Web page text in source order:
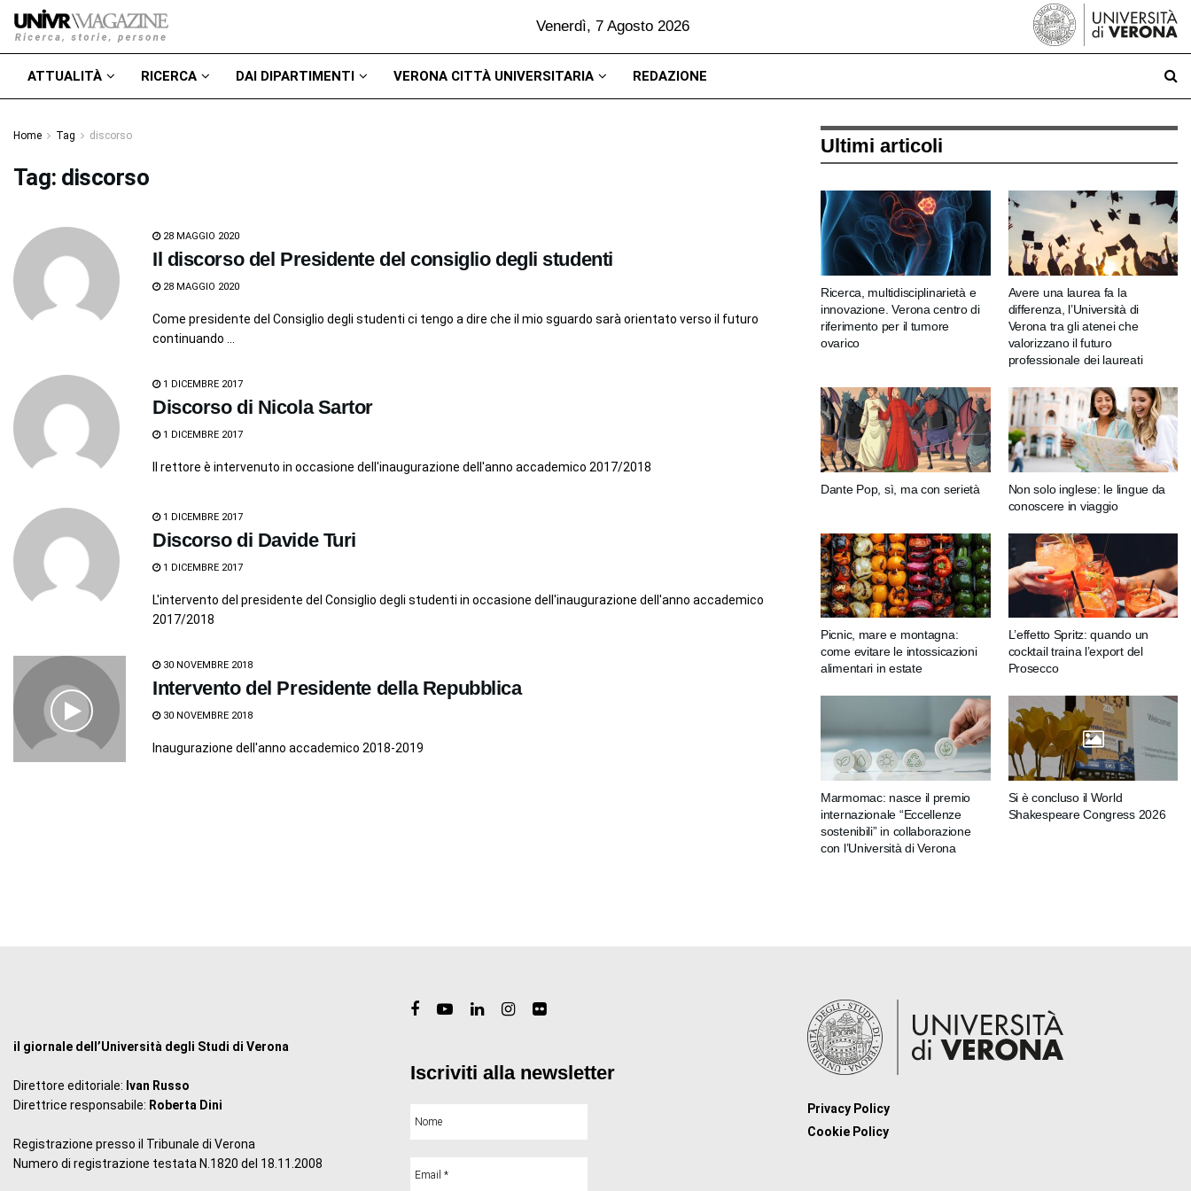
Venerdì, 7 Agosto 2026
ATTUALITÀ RICERCA DAI DIPARTIMENTI VERONA CITTÀ UNIVERSITARIA REDAZIONE
Home Tag discorso
Tag: discorso
28 MAGGIO 2020
Il discorso del Presidente del consiglio degli studenti
28 MAGGIO 2020
Come presidente del Consiglio degli studenti ci tengo a dire che il mio sguardo sarà orientato verso il futuro
continuando ...
1 DICEMBRE 2017
Discorso di Nicola Sartor
1 DICEMBRE 2017
Il rettore è intervenuto in occasione dell'inaugurazione dell'anno accademico 2017/2018
1 DICEMBRE 2017
Discorso di Davide Turi
1 DICEMBRE 2017
L'intervento del presidente del Consiglio degli studenti in occasione dell'inaugurazione dell'anno accademico
2017/2018
30 NOVEMBRE 2018
Intervento del Presidente della Repubblica
30 NOVEMBRE 2018
Inaugurazione dell'anno accademico 2018-2019
Ultimi articoli
Ricerca, multidisciplinarietà e
innovazione. Verona centro di
riferimento per il tumore
ovarico
Avere una laurea fa la
differenza, l’Università di
Verona tra gli atenei che
valorizzano il futuro
professionale dei laureati
Dante Pop, sì, ma con serietà
Non solo inglese: le lingue da
conoscere in viaggio
Picnic, mare e montagna:
come evitare le intossicazioni
alimentari in estate
L’effetto Spritz: quando un
cocktail traina l’export del
Prosecco
Marmomac: nasce il premio
internazionale “Eccellenze
sostenibili” in collaborazione
con l’Università di Verona
Si è concluso il World
Shakespeare Congress 2026
il giornale dell’Università degli Studi di Verona
Direttore editoriale: Ivan Russo
Direttrice responsabile: Roberta Dini
Registrazione presso il Tribunale di Verona
Numero di registrazione testata N.1820 del 18.11.2008
Iscriviti alla newsletter
Privacy Policy
Cookie Policy